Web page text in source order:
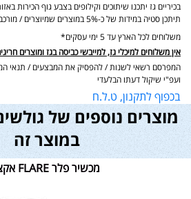
בכיריים גז יתכנו שיתוכים וקילופים בצבע גוף הכירות
תיתכן סטיה במידות של כ-5% במוצרים שמיוצרים / מורכבים בעבודת יד
משלוחים לכל הארץ עד 5 ימי עסקים*
אין משלוחים למיכלי גז, למייבשי כביסה בגז ומוצרים
המפרסם רשאי לשנות / להפסיק את המבצעים / תנאי
ועפ"י שיקול דעתו הבלעדי
בכפוף לתקנון, ט.ל.ח
מוצרים נוספים של
במוצר זה
מכשיר פלר FLARE אקצנטרי